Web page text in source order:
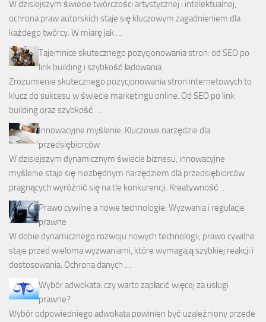
W dzisiejszym świecie twórczości artystycznej i intelektualnej,
ochrona praw autorskich staje się kluczowym zagadnieniem dla
każdego twórcy. W miarę jak …
Tajemnice skutecznego pozycjonowania stron: od SEO po
link building i szybkość ładowania
Zrozumienie skutecznego pozycjonowania stron internetowych to
klucz do sukcesu w świecie marketingu online. Od SEO po link
building oraz szybkość …
Innowacyjne myślenie: Kluczowe narzędzie dla
przedsiębiorców
W dzisiejszym dynamicznym świecie biznesu, innowacyjne
myślenie staje się niezbędnym narzędziem dla przedsiębiorców
pragnących wyróżnić się na tle konkurencji. Kreatywność …
Prawo cywilne a nowe technologie: Wyzwania i regulacje
prawne
W dobie dynamicznego rozwoju nowych technologii, prawo cywilne
staje przed wieloma wyzwaniami, które wymagają szybkiej reakcji i
dostosowania. Ochrona danych …
Wybór adwokata: czy warto zapłacić więcej za usługi
prawne?
Wybór odpowiedniego adwokata powinien być uzależniony przede